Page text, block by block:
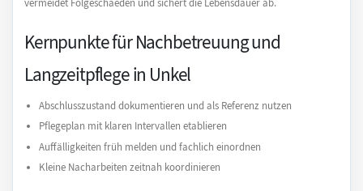
vermeidet Folgeschaeden und sichert die Lebensdauer ab.
Kernpunkte für Nachbetreuung und
Langzeitpflege in Unkel
Abschlusszustand dokumentieren und als Referenz nutzen
Pflegeplan mit klaren Intervallen etablieren
Auffälligkeiten früh melden und fachlich einordnen
Kleine Nacharbeiten zeitnah koordinieren